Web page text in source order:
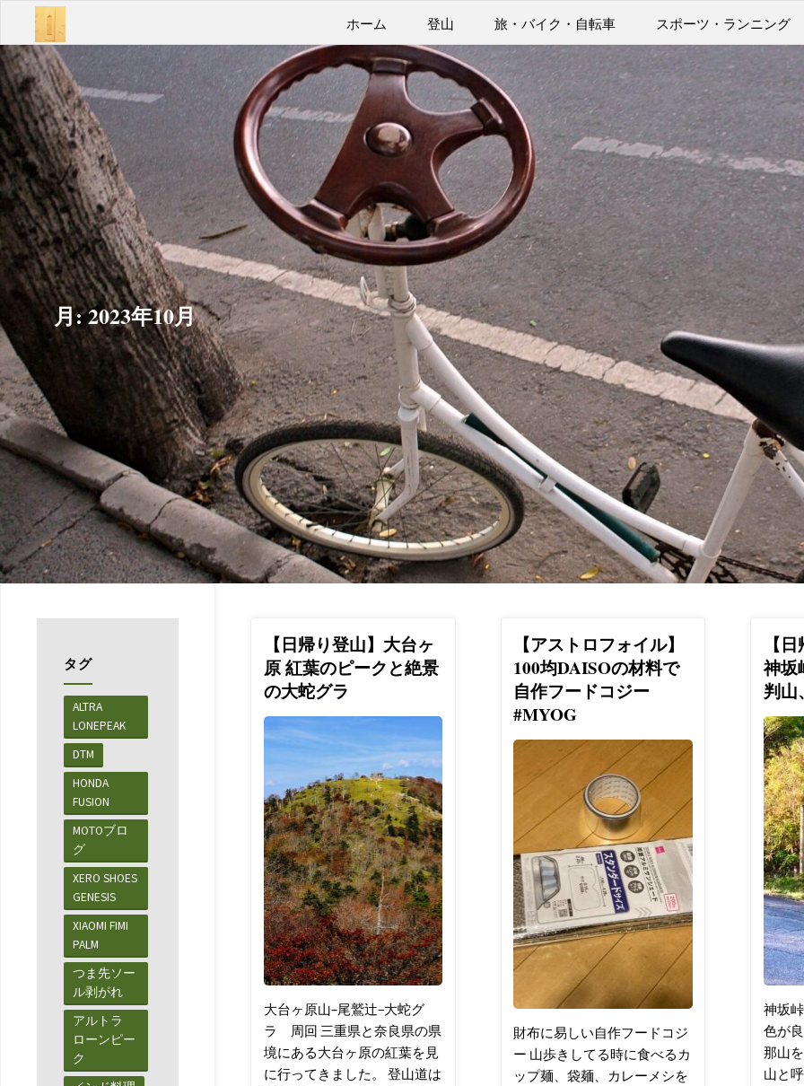
テ
ン
ツ
へ
ス
キ
ッ
プ
ばよ
うい
こみ
ゃあ
Take
it
easy
ホーム 登山 旅・バイク・自転車 スポーツ・ランニング
月:2023年10月
【日帰り登山】大台ヶ
原 紅葉のピークと絶景
の大蛇グラ
あんばよ
ういこみ
登山
大台ヶ原山–尾鷲辻−大蛇グ
ラ 周回 三重県と奈良県の県
境にある大台ヶ原の紅葉を見
に行ってきました。 登山道は
【アストロフォイル】
100均DAISOの材料で
自作フードコジー
#MYOG
あんばよ
ウェ
ア・ギ
ア・ガジ
財布に易しい自作フードコジ
ー 山歩きしてる時に食べるカ
ップ麺、袋麺、カレーメシを
【
神坂
判山
あんばよ
ういこみ
登山
神坂
色が
那山
山と
タグ
ALTRA
LONEPEAK
DTM
HONDA
FUSION
MOTOブロ
グ
XERO SHOES
GENESIS
XIAOMI FIMI
PALM
つま先ソー
ル剥がれ
アルトラ
ローンピー
ク